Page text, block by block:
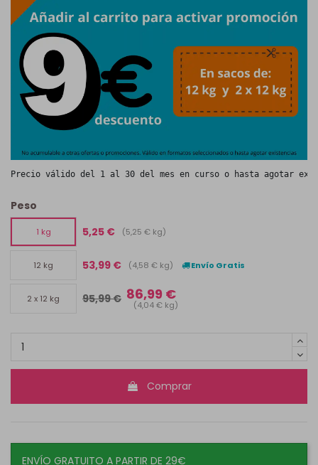
Precio válido del 1 al 30 del mes en curso o hasta agotar
Peso
1 kg 5,25 € (5,25 € kg)
12 kg 53,99 € (4,58 € kg) Envío Gratis
2 x 12 kg 95,99 € 86,99 €
(4,04 € kg)
Comprar
ENVÍO GRATUITO A PARTIR DE 29€